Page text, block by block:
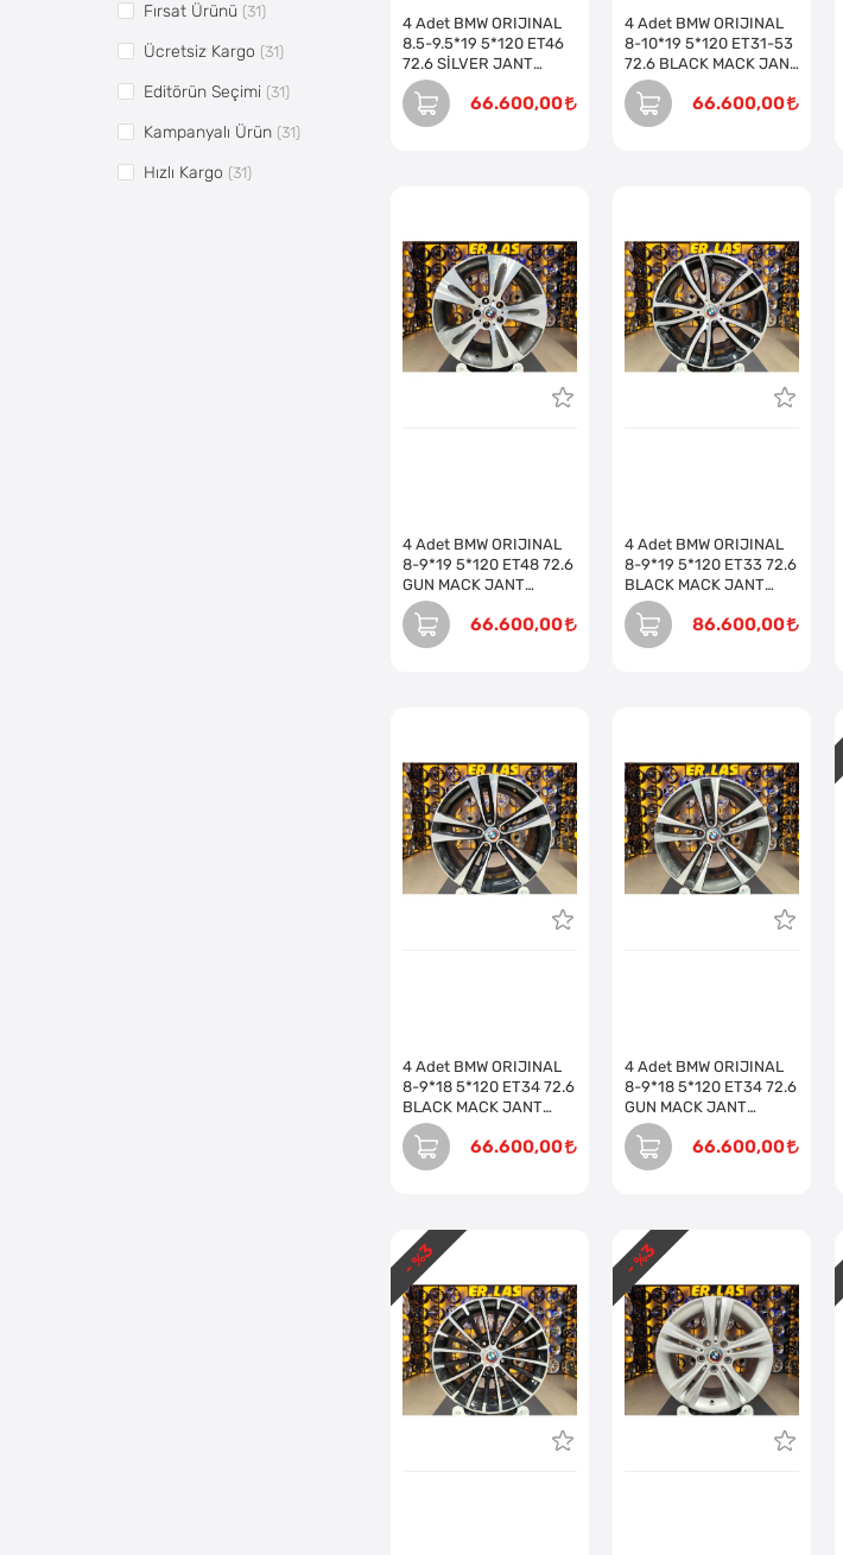
4 Adet BMW ORIJINAL
8.5-9.5*19 5*120 ET46
72.6 SİLVER JANT
REVİZE EDİLMİŞ (Takım)
66.600,00
4 Adet BMW ORIJINAL
8-10*19 5*120 ET31-53
72.6 BLACK MACK JANT
REVİZE EDİLMİŞ (Takım)
66.600,00
4 Adet BMW ORIJINAL
8-9*19 5*120 ET48 72.6
GUN MACK JANT
REVİZE EDİLMİŞ (Takım)
66.600,00
4 Adet BMW ORIJINAL
8-9*19 5*120 ET33 72.6
BLACK MACK JANT
REVİZE EDİLMİŞ (Takım)
86.600,00
4 Adet BMW ORIJINAL
8-9*18 5*120 ET34 72.6
BLACK MACK JANT
REVİZE EDİLMİŞ (Takım)
66.600,00
4 Adet BMW ORIJINAL
8-9*18 5*120 ET34 72.6
GUN MACK JANT
REVİZE EDİLMİŞ (Takım)
66.600,00
- %
3 - %
3
Fırsat Ürünü (31)
Ücretsiz Kargo (31)
Editörün Seçimi (31)
Kampanyalı Ürün (31)
Hızlı Kargo (31)